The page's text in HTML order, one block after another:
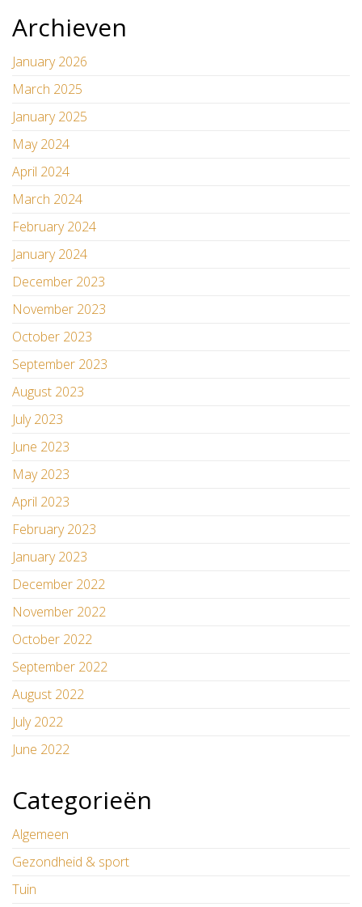
Archieven
January 2026
March 2025
January 2025
May 2024
April 2024
March 2024
February 2024
January 2024
December 2023
November 2023
October 2023
September 2023
August 2023
July 2023
June 2023
May 2023
April 2023
February 2023
January 2023
December 2022
November 2022
October 2022
September 2022
August 2022
July 2022
June 2022
Categorieën
Algemeen
Gezondheid & sport
Tuin